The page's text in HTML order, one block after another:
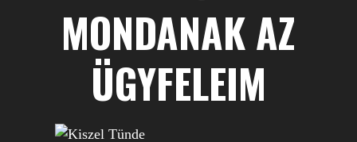
MONDANAK AZ
ÜGYFELEIM